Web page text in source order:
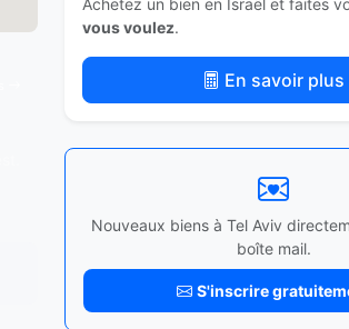
vous voulez.
En savoir plus
Nouveaux biens à Tel Aviv
boîte mail.
S'inscrire